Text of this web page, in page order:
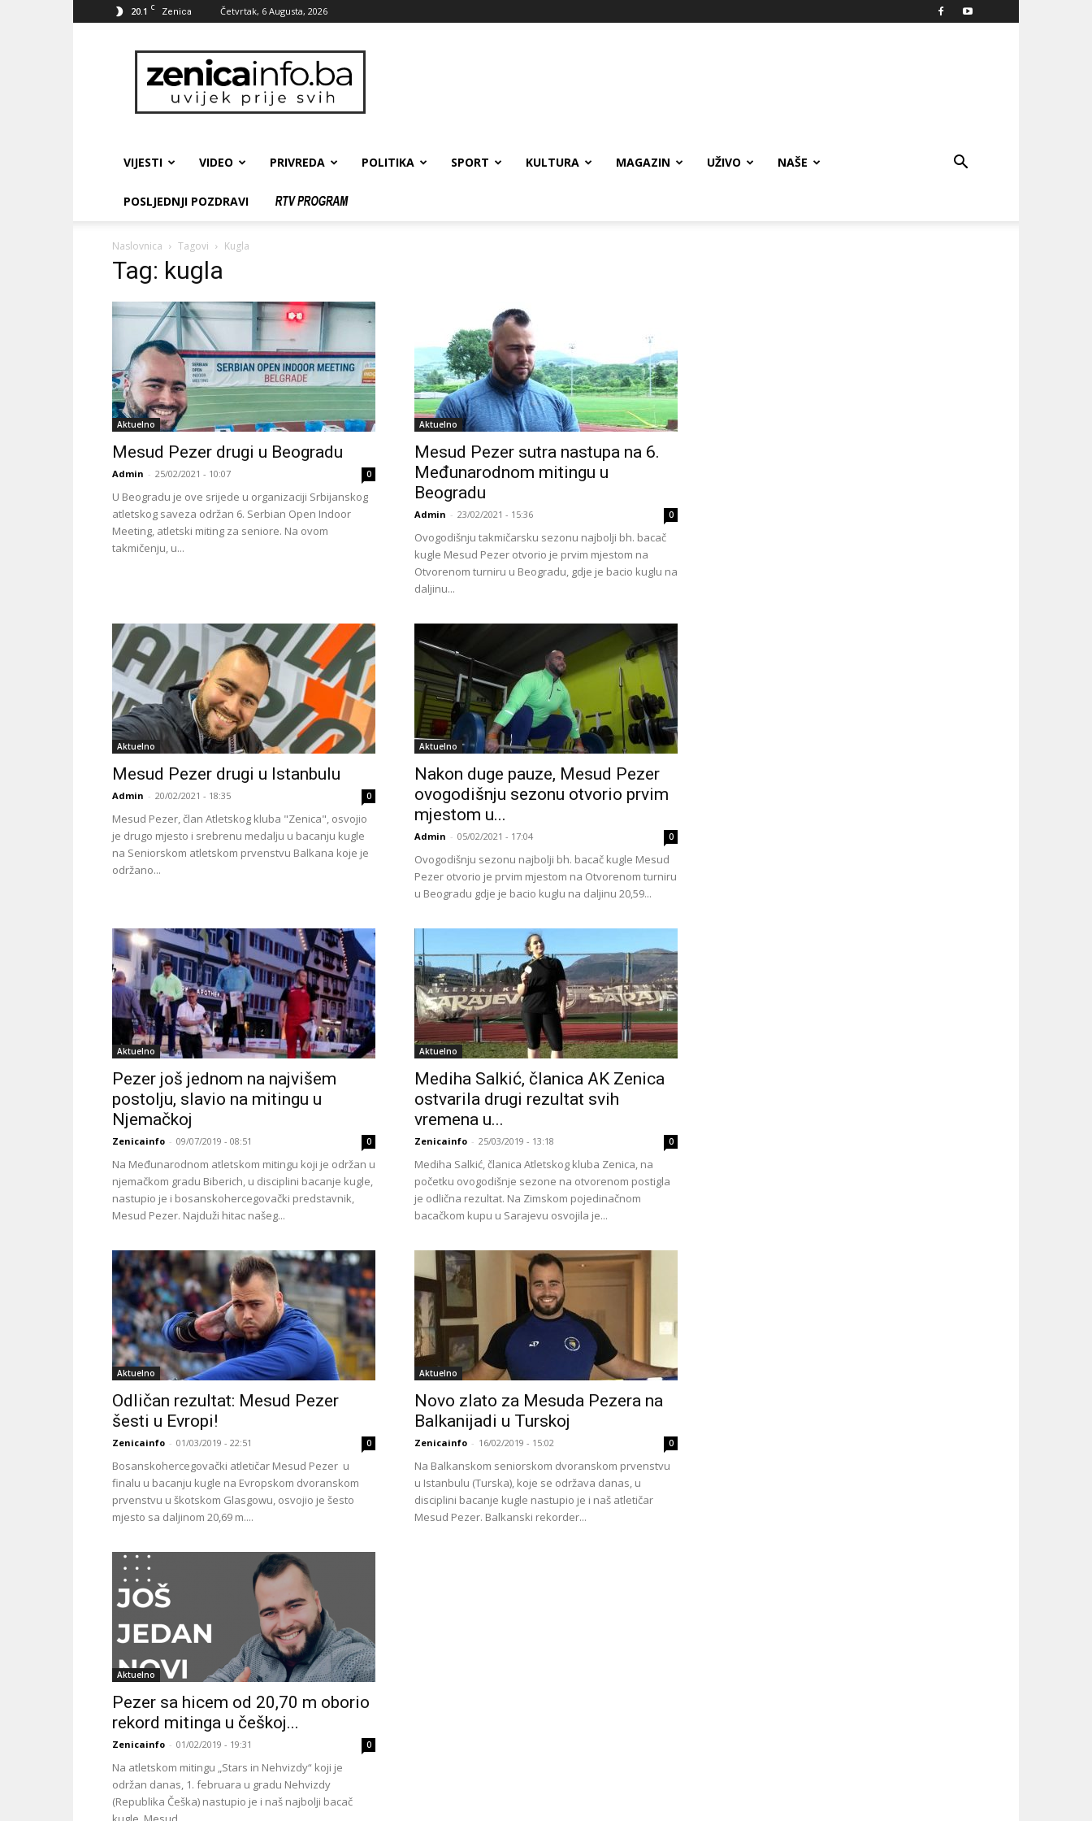
20.1 C Zenica Četvrtak, 6 Augusta, 2026
zenicainfo.ba
VIJESTI VIDEO PRIVREDA POLITIKA SPORT KULTURA MAGAZIN UŽIVO NAŠE
POSLJEDNJI POZDRAVI
Naslovnica Tagovi Kugla
Tag: kugla
Aktuelno
Mesud Pezer drugi u Beogradu
Admin - 25/02/2021 - 10:07 0
U Beogradu je ove srijede u organizaciji Srbijanskog
atletskog saveza održan 6. Serbian Open Indoor
Meeting, atletski miting za seniore. Na ovom
takmičenju, u...
Aktuelno
Mesud Pezer sutra nastupa na 6.
Međunarodnom mitingu u
Beogradu
Admin - 23/02/2021 - 15:36 0
Ovogodišnju takmičarsku sezonu najbolji bh. bacač
kugle Mesud Pezer otvorio je prvim mjestom na
Otvorenom turniru u Beogradu, gdje je bacio kuglu na
daljinu...
Aktuelno
Mesud Pezer drugi u Istanbulu
Admin - 20/02/2021 - 18:35 0
Mesud Pezer, član Atletskog kluba "Zenica", osvojio
je drugo mjesto i srebrenu medalju u bacanju kugle
na Seniorskom atletskom prvenstvu Balkana koje je
održano...
Aktuelno
Nakon duge pauze, Mesud Pezer
ovogodišnju sezonu otvorio prvim
mjestom u...
Admin - 05/02/2021 - 17:04 0
Ovogodišnju sezonu najbolji bh. bacač kugle Mesud
Pezer otvorio je prvim mjestom na Otvorenom turniru
u Beogradu gdje je bacio kuglu na daljinu 20,59...
Aktuelno
Pezer još jednom na najvišem
postolju, slavio na mitingu u
Njemačkoj
Zenicainfo - 09/07/2019 - 08:51 0
Na Međunarodnom atletskom mitingu koji je održan u
njemačkom gradu Biberich, u disciplini bacanje kugle,
nastupio je i bosanskohercegovački predstavnik,
Mesud Pezer. Najduži hitac našeg...
Aktuelno
Mediha Salkić, članica AK Zenica
ostvarila drugi rezultat svih
vremena u...
Zenicainfo - 25/03/2019 - 13:18 0
Mediha Salkić, članica Atletskog kluba Zenica, na
početku ovogodišnje sezone na otvorenom postigla
je odlična rezultat. Na Zimskom pojedinačnom
bacačkom kupu u Sarajevu osvojila je...
Aktuelno
Odličan rezultat: Mesud Pezer
šesti u Evropi!
Zenicainfo - 01/03/2019 - 22:51 0
Bosanskohercegovački atletičar Mesud Pezer u
finalu u bacanju kugle na Evropskom dvoranskom
prvenstvu u škotskom Glasgowu, osvojio je šesto
mjesto sa daljinom 20,69 m....
Aktuelno
Novo zlato za Mesuda Pezera na
Balkanijadi u Turskoj
Zenicainfo - 16/02/2019 - 15:02 0
Na Balkanskom seniorskom dvoranskom prvenstvu
u Istanbulu (Turska), koje se održava danas, u
disciplini bacanje kugle nastupio je i naš atletičar
Mesud Pezer. Balkanski rekorder...
Aktuelno
Pezer sa hicem od 20,70 m oborio
rekord mitinga u češkoj...
Zenicainfo - 01/02/2019 - 19:31 0
Na atletskom mitingu „Stars in Nehvizdy“ koji je
održan danas, 1. februara u gradu Nehvizdy
(Republika Češka) nastupio je i naš najbolji bacač